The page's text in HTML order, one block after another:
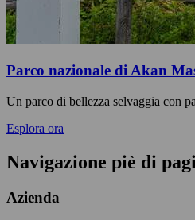
Parco nazionale di Akan
Un parco di bellezza selvaggia con
Esplora ora
Navigazione piè di
Azienda